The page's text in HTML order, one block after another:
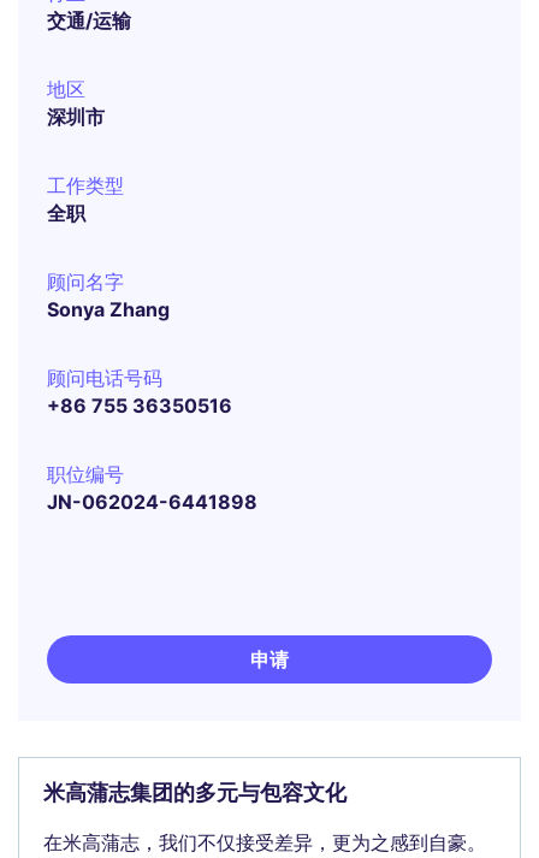
交通/运输
地区
深圳市
工作类型
全职
顾问名字
Sonya Zhang
顾问电话号码
+86 755 36350516
职位编号
JN-062024-6441898
申请
米高蒲志集团的多元与包容文化
在米高蒲志，我们不仅接受差异，更为之感到自豪。